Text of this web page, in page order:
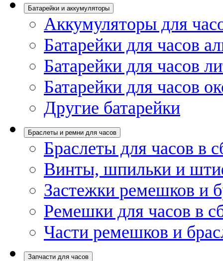
Батарейки и аккумуляторы
Аккумуляторы для
Батарейки для часов
Батарейки для часов
Батарейки для часов
Другие батарейки
Браслеты и ремни для часов
Браслеты для часов в
Винты, шпильки и
Застежки ремешков и
Ремешки для часов в
Части ремешков и
Запчасти для часов